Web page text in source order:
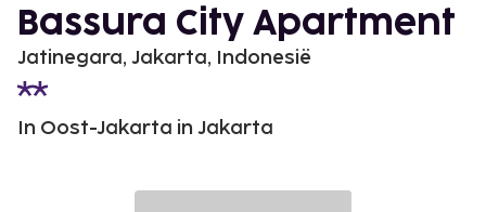
Bassura City Apartment
Jatinegara, Jakarta, Indonesië
In Oost-Jakarta in Jakarta